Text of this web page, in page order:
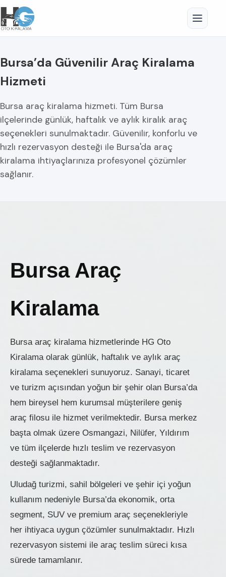
Bursa’da Güvenilir Araç Kiralama
Hizmeti
Bursa araç kiralama hizmeti. Tüm Bursa
ilçelerinde günlük, haftalık ve aylık kiralık araç
seçenekleri sunulmaktadır. Güvenilir, konforlu ve
hızlı rezervasyon desteği ile Bursa'da araç
kiralama ihtiyaçlarınıza profesyonel çözümler
sağlanır.
Bursa Araç
Kiralama
Bursa araç kiralama hizmetlerinde HG Oto
Kiralama olarak günlük, haftalık ve aylık araç
kiralama seçenekleri sunuyoruz. Sanayi, ticaret
ve turizm açısından yoğun bir şehir olan Bursa’da
hem bireysel hem kurumsal müşterilere geniş
araç filosu ile hizmet verilmektedir. Bursa merkez
başta olmak üzere Osmangazi, Nilüfer, Yıldırım
ve tüm ilçelerde hızlı teslim ve rezervasyon
desteği sağlanmaktadır.
Uludağ turizmi, sahil bölgeleri ve şehir içi yoğun
kullanım nedeniyle Bursa’da ekonomik, orta
segment, SUV ve premium araç seçenekleriyle
her ihtiyaca uygun çözümler sunulmaktadır. Hızlı
rezervasyon sistemi ile araç teslim süreci kısa
sürede tamamlanır.